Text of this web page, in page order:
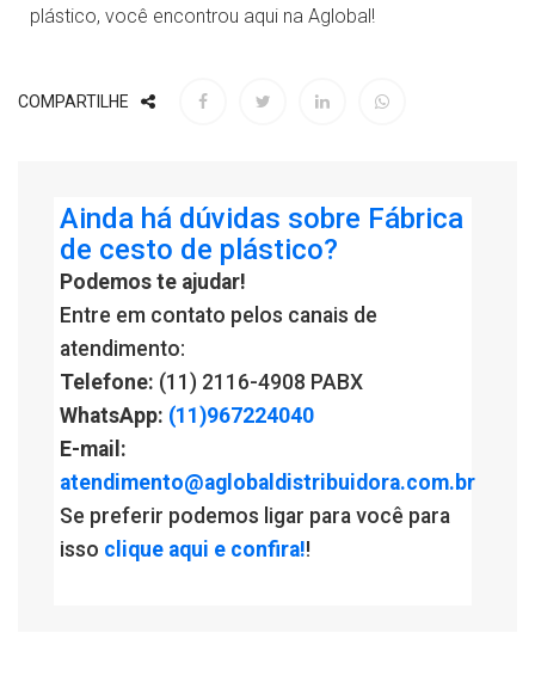
plástico, você encontrou aqui na Aglobal!
COMPARTILHE
Ainda há dúvidas sobre Fábrica
de cesto de plástico?
Podemos te ajudar!
Entre em contato pelos canais de
atendimento:
Telefone: (11) 2116-4908 PABX
WhatsApp: (11)967224040
E-mail:
atendimento@aglobaldistribuidora.com.br
Se preferir podemos ligar para você para
isso clique aqui e confira!!